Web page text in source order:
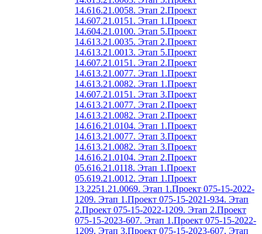
14.616.21.0058. Этап 2.Проект
14.607.21.0151. Этап 1.Проект
14.604.21.0100. Этап 5.Проект
14.613.21.0035. Этап 2.Проект
14.613.21.0013. Этап 5.Проект
14.607.21.0151. Этап 2.Проект
14.613.21.0077. Этап 1.Проект
14.613.21.0082. Этап 1.Проект
14.607.21.0151. Этап 3.Проект
14.613.21.0077. Этап 2.Проект
14.613.21.0082. Этап 2.Проект
14.616.21.0104. Этап 1.Проект
14.613.21.0077. Этап 3.Проект
14.613.21.0082. Этап 3.Проект
14.616.21.0104. Этап 2.Проект
05.616.21.0118. Этап 1.Проект
05.619.21.0012. Этап 1.Проект
13.2251.21.0069. Этап 1.Проект 075-15-2022-
1209. Этап 1.Проект 075-15-2021-934. Этап
2.Проект 075-15-2022-1209. Этап 2.Проект
075-15-2023-607. Этап 1.Проект 075-15-2022-
1209. Этап 3.Проект 075-15-2023-607. Этап